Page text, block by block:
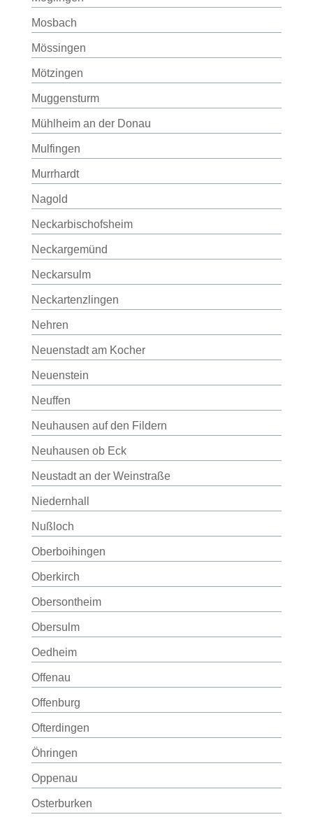
Mosbach
Mössingen
Mötzingen
Muggensturm
Mühlheim an der Donau
Mulfingen
Murrhardt
Nagold
Neckarbischofsheim
Neckargemünd
Neckarsulm
Neckartenzlingen
Nehren
Neuenstadt am Kocher
Neuenstein
Neuffen
Neuhausen auf den Fildern
Neuhausen ob Eck
Neustadt an der Weinstraße
Niedernhall
Nußloch
Oberboihingen
Oberkirch
Obersontheim
Obersulm
Oedheim
Offenau
Offenburg
Ofterdingen
Öhringen
Oppenau
Osterburken